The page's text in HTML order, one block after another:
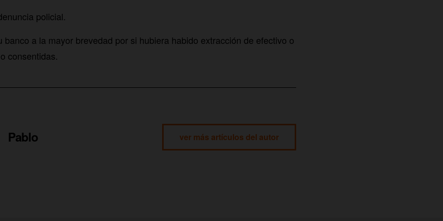
policial.
banco a la mayor brevedad por si hubiera habido extracción de efectivo o
consentidas.
Pablo ver más artículos del autor